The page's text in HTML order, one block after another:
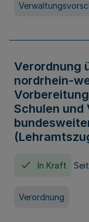
Verordnung
nordrhein-
Schulen und
In Kraft
Verordnung